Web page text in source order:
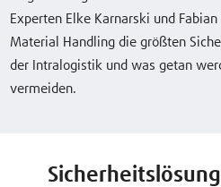
Experten Elke Karnarski und
Material Handling die größten
der Intralogistik und was getan
vermeiden.